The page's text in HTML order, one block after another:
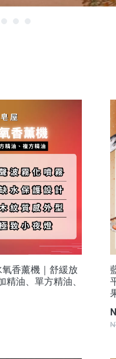
氧香薰機｜舒緩放
油、單方精油、